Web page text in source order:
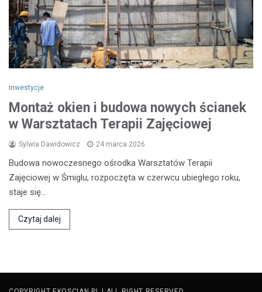
Inwestycje
Montaż okien i budowa nowych ścianek
w Warsztatach Terapii Zajęciowej
Sylwia Dawidowicz 24 marca 2026
Budowa nowoczesnego ośrodka Warsztatów Terapii
Zajęciowej w Śmiglu, rozpoczęta w czerwcu ubiegłego roku,
staje się…
Czytaj dalej